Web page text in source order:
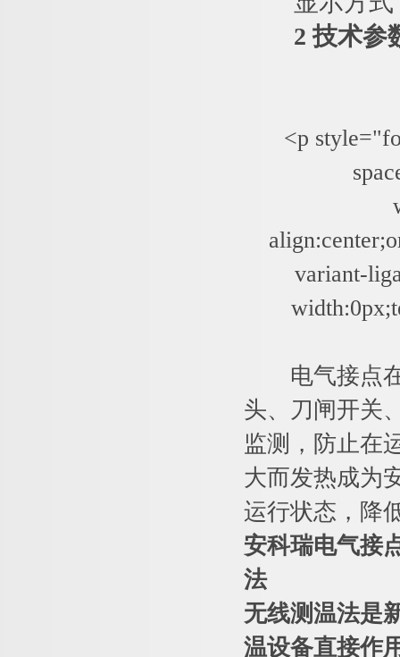
2 技术参
<p
variant-
电气接点在
头、刀闸开关
监测，防止在
大而发热成为
运行状态，降
安科瑞电气接
法
无线测温法是
温设备直接作